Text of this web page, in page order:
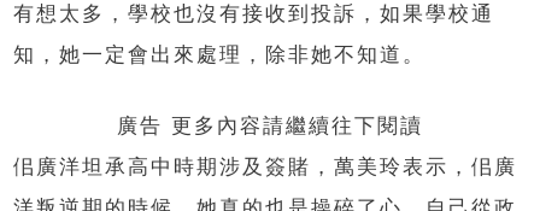
有想太多，學校也沒有接收到投訴，如果學校通
知，她一定會出來處理，除非她不知道。
廣告 更多內容請繼續往下閱讀
佀廣洋坦承高中時期涉及簽賭，萬美玲表示，佀廣